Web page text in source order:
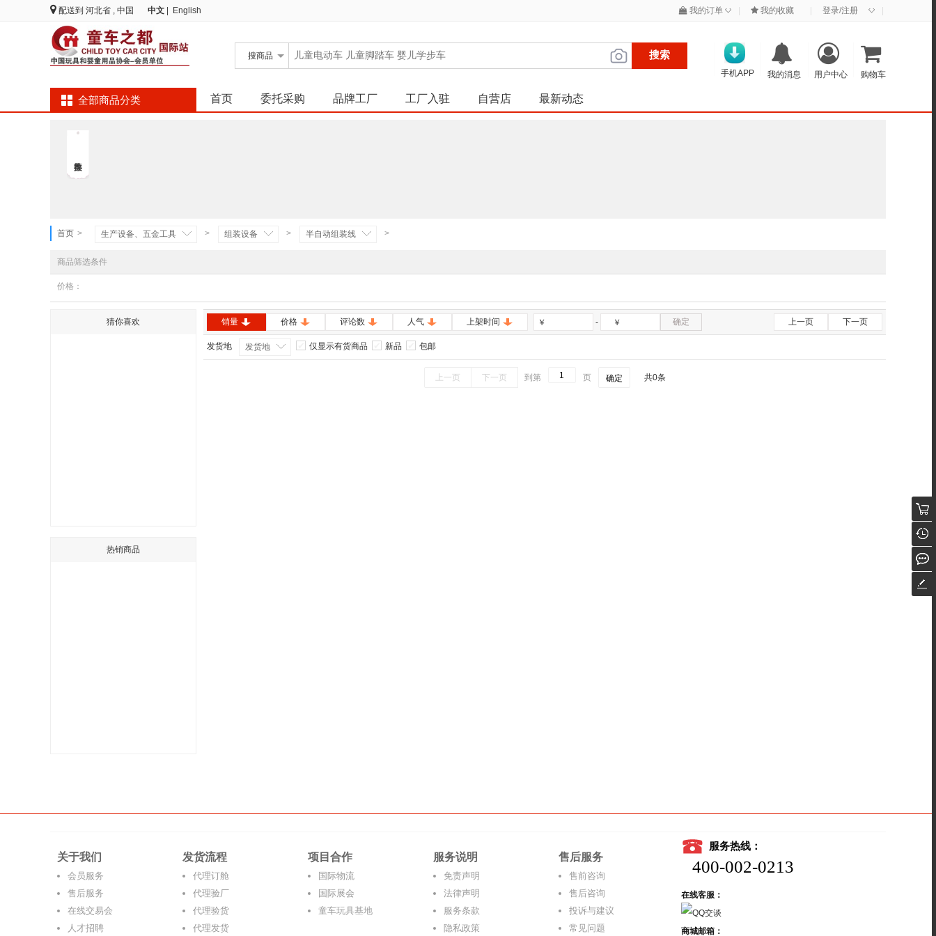
配送到 河北省 , 中国 中文 English 我的订单 ◇ 我的收藏 登录/注册 ◇
搜商品 搜索
购物车
用户中心
我的消息
手机APP
全部商品分类 首页 委托采购 品牌工厂 工厂入驻 自营店 最新动态
首页 > 生产设备、五金工具 > 组装设备 > 半自动组装线 >
商品筛选条件
价格：
猜你喜欢
热销商品
销量 价格 评论数 人气 上架时间 ￥ ￥
- 确定 上一页 下一页
发货地 发货地 仅显示有货商品 新品 包邮
上一页 下一页 到第 页 确定 共0条
关于我们
会员服务
售后服务
在线交易会
人才招聘
发货流程
代理订舱
代理验厂
代理验货
代理发货
项目合作
国际物流
国际展会
童车玩具基地
服务说明
免责声明
法律声明
服务条款
隐私政策
售后服务
售前咨询
售后咨询
投诉与建议
常见问题
服务热线：
400-002-0213
在线客服：
商城邮箱：